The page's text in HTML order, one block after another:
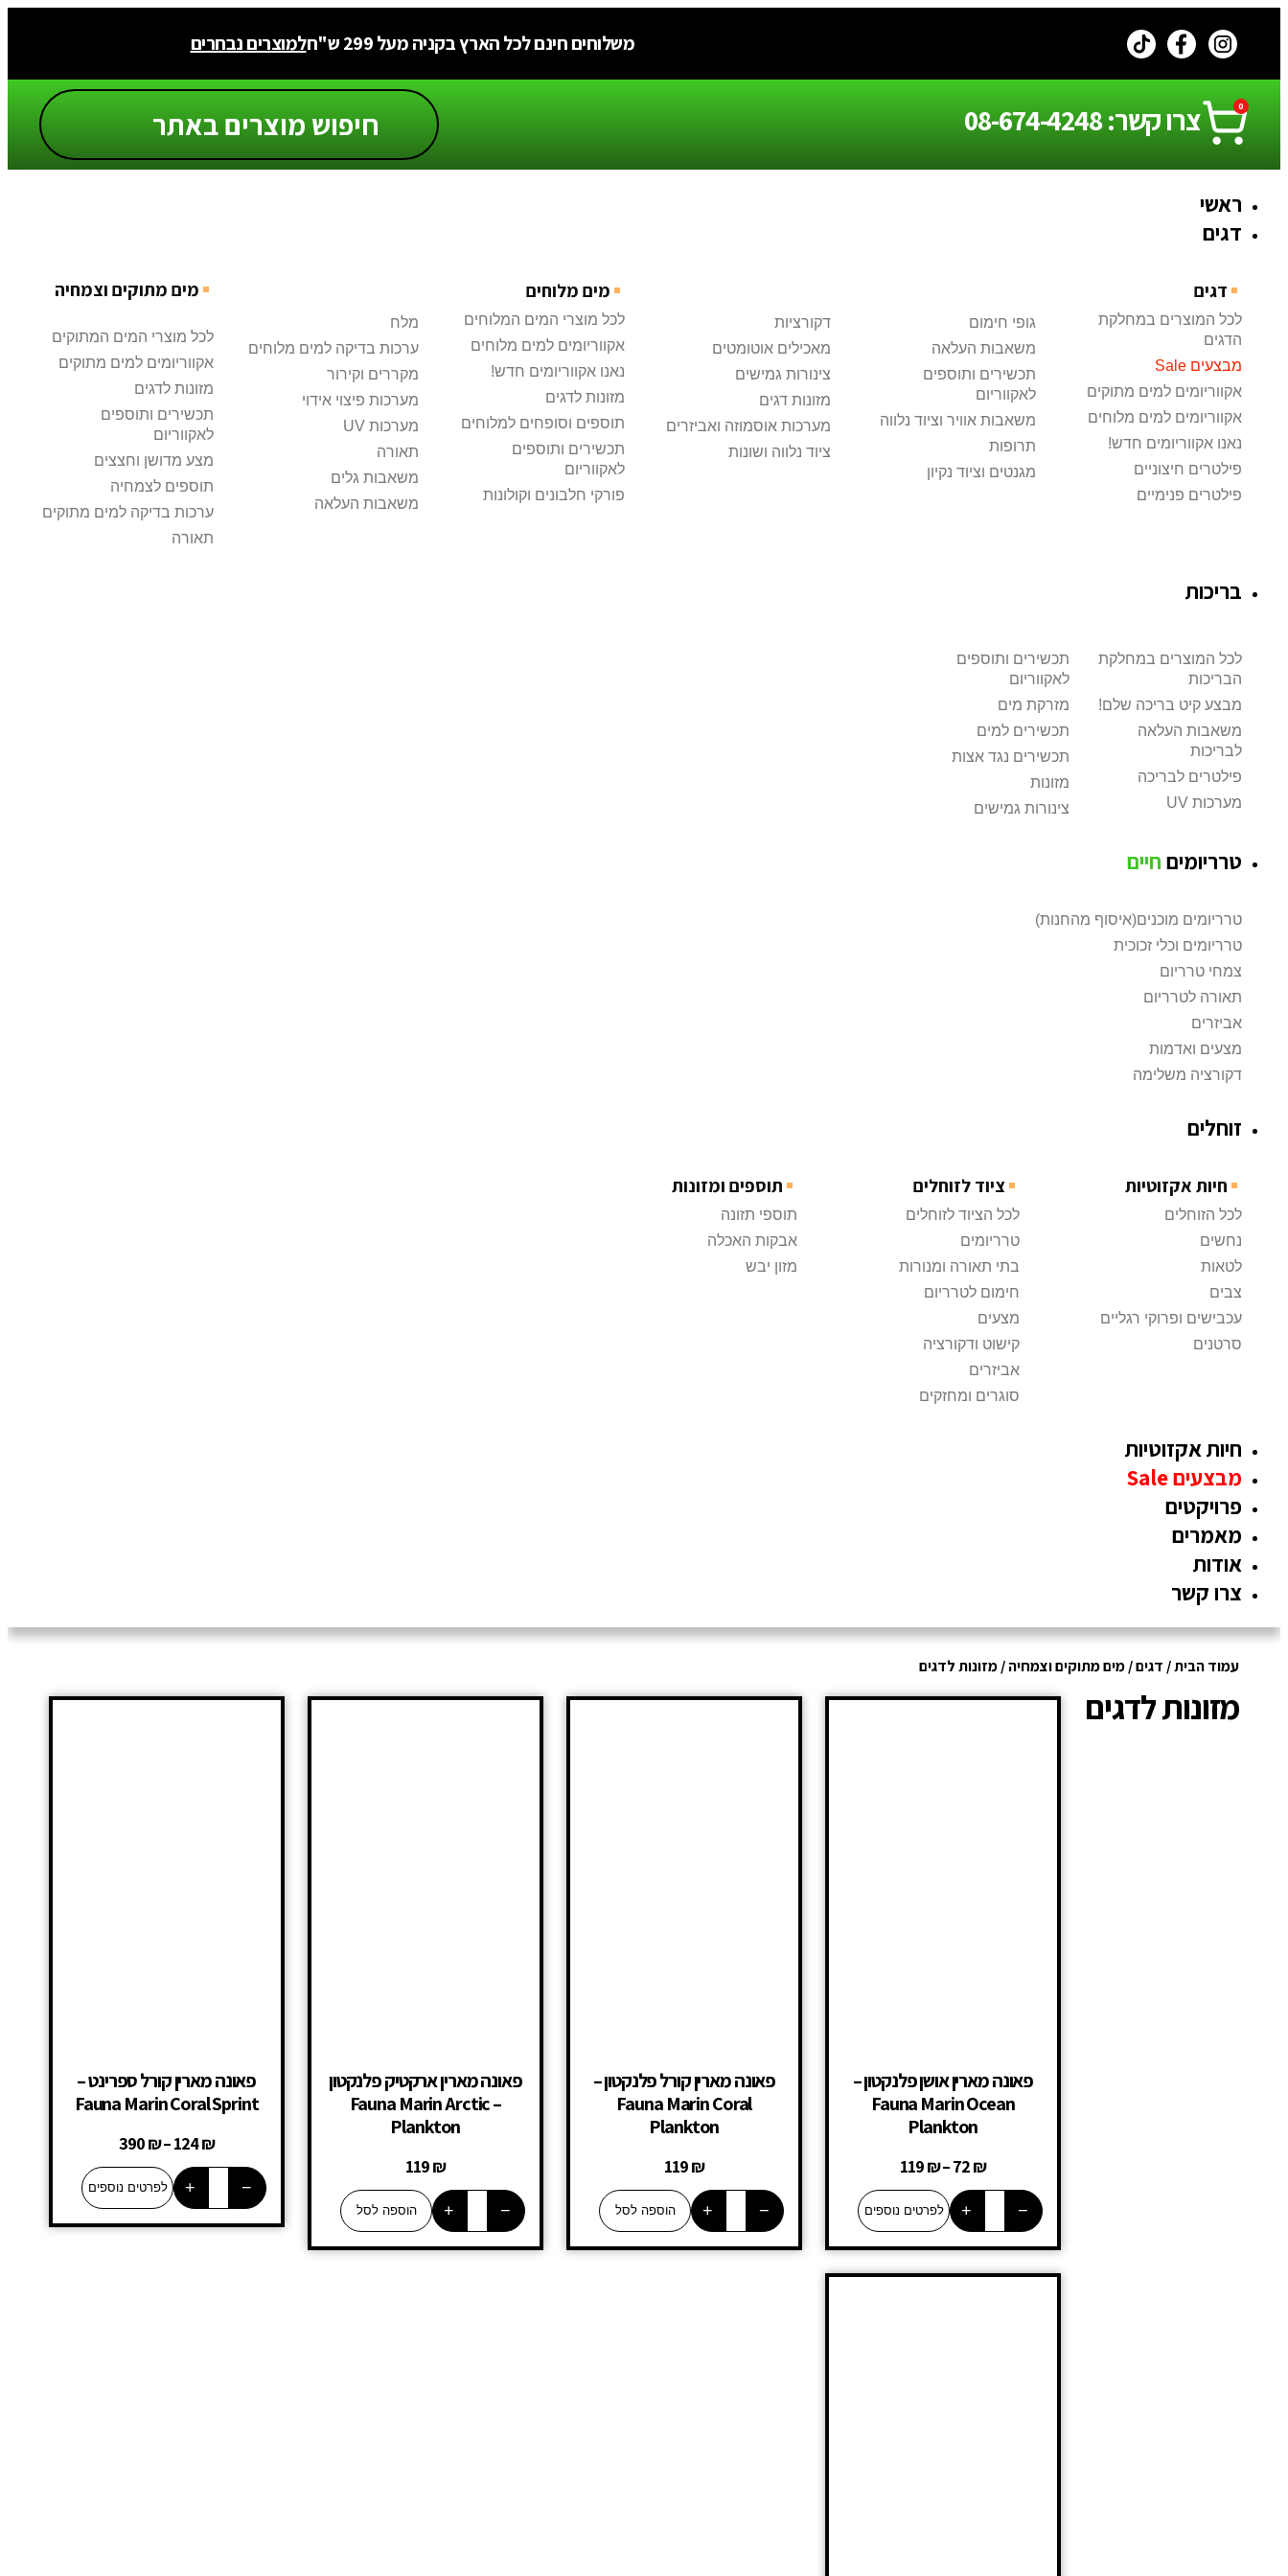
משלוחים חינם לכל הארץ בקניה מעל 299 ש"ח למוצרים נבחרים
0 צרו קשר: 08-674-4248
ראשי
דגים
דגים
לכל המוצרים במחלקת
הדגים
מבצעים Sale
אקווריומים למים מתוקים
אקווריומים למים מלוחים
נאנו אקווריומים חדש!
פילטרים חיצוניים
פילטרים פנימיים
גופי חימום
משאבות העלאה
תכשירים ותוספים
לאקווריום
משאבות אוויר וציוד נלווה
תרופות
מגנטים וציוד נקיון
דקורציות
מאכילים אוטומטים
צינורות גמישים
מזונות דגים
מערכות אוסמוזה ואביזרים
ציוד נלווה ושונות
מים מלוחים
לכל מוצרי המים המלוחים
אקווריומים למים מלוחים
נאנו אקווריומים חדש!
מזונות לדגים
תוספים וסופחים למלוחים
תכשירים ותוספים
לאקווריום
פורקי חלבונים וקולונות
מלח
ערכות בדיקה למים מלוחים
מקררים וקירור
מערכות פיצוי אידוי
מערכות UV
תאורה
משאבות גלים
משאבות העלאה
מים מתוקים וצמחיה
לכל מוצרי המים המתוקים
אקווריומים למים מתוקים
מזונות לדגים
תכשירים ותוספים
לאקווריום
מצע מדושן וחצצים
תוספים לצמחיה
ערכות בדיקה למים מתוקים
תאורה
בריכות
לכל המוצרים במחלקת
הבריכות
מבצע קיט בריכה שלם!
משאבות העלאה
לבריכות
פילטרים לבריכה
מערכות UV
תכשירים ותוספים
לאקווריום
מזרקת מים
תכשירים למים
תכשירים נגד אצות
מזונות
צינורות גמישים
טרריומים חיים
טרריומים מוכנים(איסוף מהחנות)
טרריומים וכלי זכוכית
צמחי טרריום
תאורה לטרריום
אביזרים
מצעים ואדמות
דקורציה משלימה
זוחלים
חיות אקזוטיות
לכל הזוחלים
נחשים
לטאות
צבים
עכבישים ופרוקי רגליים
סרטנים
ציוד לזוחלים
לכל הציוד לזוחלים
טרריומים
בתי תאורה ומנורות
חימום לטרריום
מצעים
קישוט ודקורציה
אביזרים
סוגרים ומחזקים
תוספים ומזונות
תוספי תזונה
אבקות האכלה
מזון יבש
חיות אקזוטיות
מבצעים Sale
פרויקטים
מאמרים
אודות
צרו קשר
עמוד הבית/ דגים/מים מתוקים וצמחיה/ מזונות לדגים
מזונות לדגים
פאונה מארין אושן פלנקטון –
Fauna Marin Ocean
Plankton
72₪
–
119₪
−
+ לפרטים נוספים
פאונה מארין קורל פלנקטון –
Fauna Marin Coral
Plankton
119₪
−
+ הוספה לסל
פאונה מארין ארקטיק פלנקטון
– Fauna Marin Arctic
Plankton
119₪
−
+ הוספה לסל
פאונה מארין קורל ספרינט –
Fauna Marin Coral Sprint
124₪
–
390₪
−
+ לפרטים נוספים